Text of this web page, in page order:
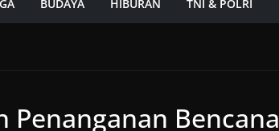
BUDAYA HIBURAN TNI & POLRI
Penanganan Bencana